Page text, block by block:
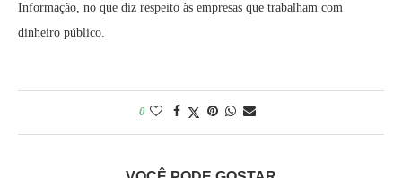
Informação, no que diz respeito às empresas que trabalham com
dinheiro público.
0